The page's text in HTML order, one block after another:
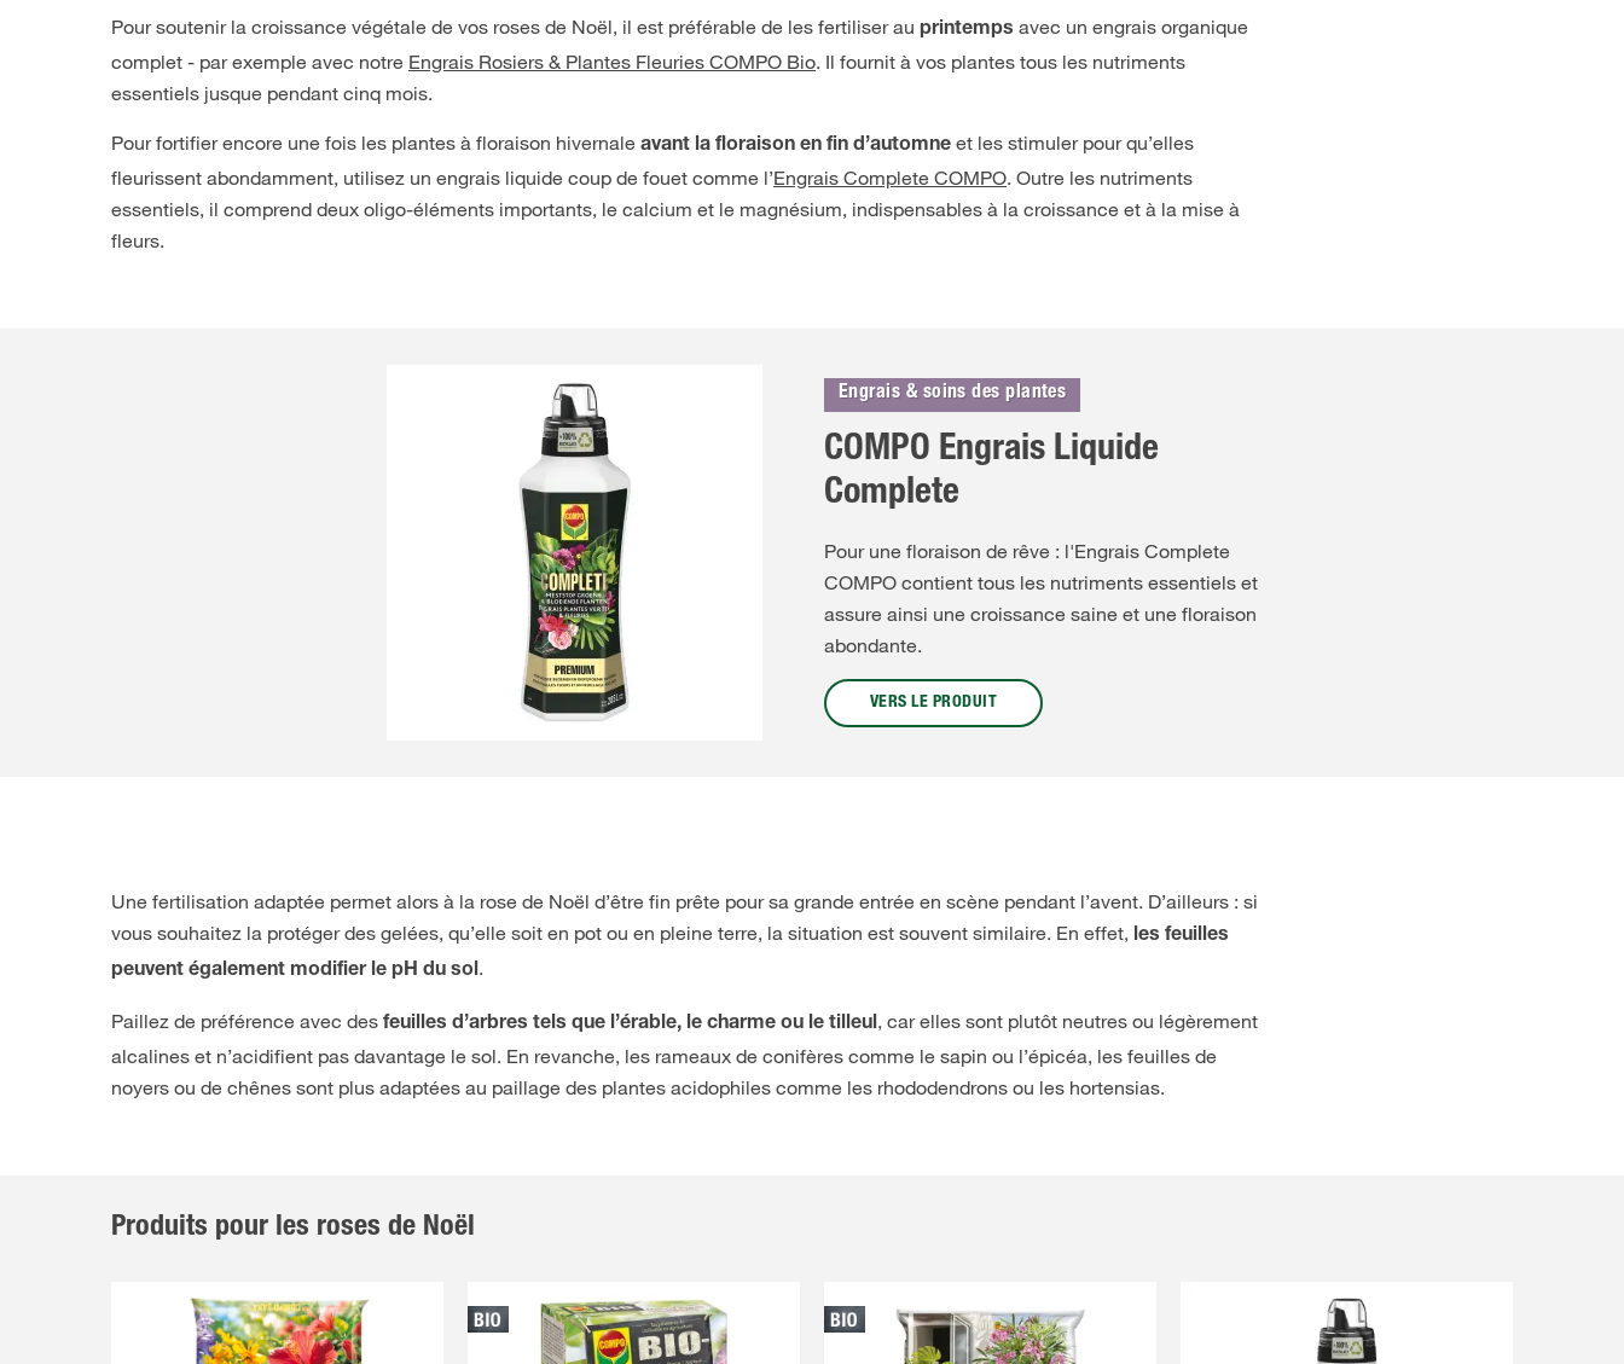
Pour soutenir la croissance végétale de vos roses de Noël, il est préférable de les fertiliser au printemps avec un engrais organique
complet - par exemple avec notre Engrais Rosiers & Plantes Fleuries COMPO Bio. Il fournit à vos plantes tous les nutriments
essentiels jusque pendant cinq mois.
Pour fortifier encore une fois les plantes à floraison hivernale avant la floraison en fin d’automne et les stimuler pour qu’elles
fleurissent abondamment, utilisez un engrais liquide coup de fouet comme l’Engrais Complete COMPO. Outre les nutriments
essentiels, il comprend deux oligo-éléments importants, le calcium et le magnésium, indispensables à la croissance et à la mise à
fleurs.
Engrais & soins des plantes
COMPO Engrais Liquide
Complete
Pour une floraison de rêve : l'Engrais Complete
COMPO contient tous les nutriments essentiels et
assure ainsi une croissance saine et une floraison
abondante.
VERS LE PRODUIT
Une fertilisation adaptée permet alors à la rose de Noël d’être fin prête pour sa grande entrée en scène pendant l’avent. D’ailleurs : si
vous souhaitez la protéger des gelées, qu’elle soit en pot ou en pleine terre, la situation est souvent similaire. En effet, les feuilles
peuvent également modifier le pH du sol.
Paillez de préférence avec des feuilles d’arbres tels que l’érable, le charme ou le tilleul, car elles sont plutôt neutres ou légèrement
alcalines et n’acidifient pas davantage le sol. En revanche, les rameaux de conifères comme le sapin ou l’épicéa, les feuilles de
noyers ou de chênes sont plus adaptées au paillage des plantes acidophiles comme les rhododendrons ou les hortensias.
Produits pour les roses de Noël